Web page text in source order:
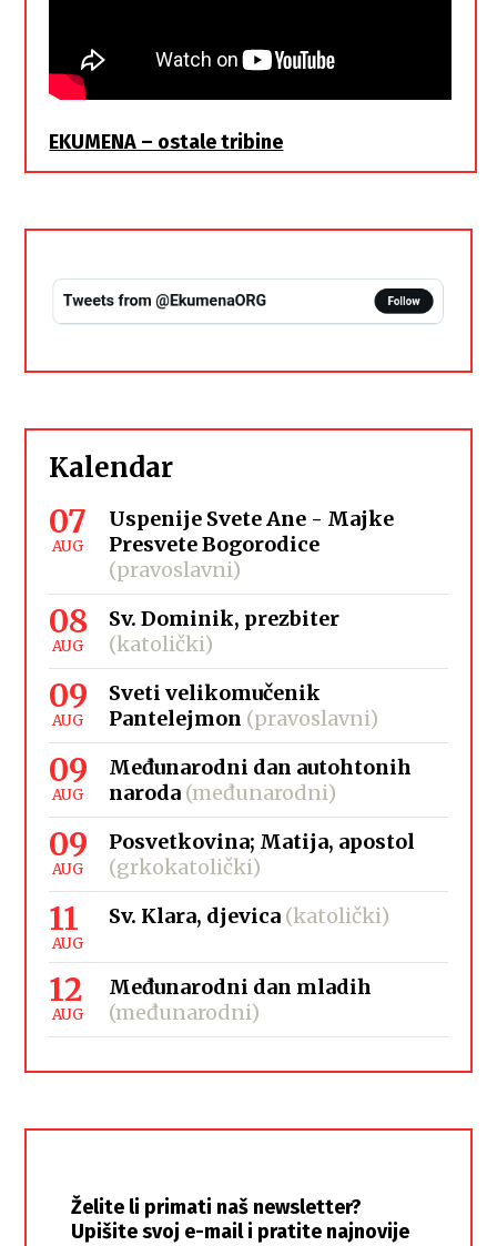
EKUMENA – ostale tribine
Kalendar
07
AUG
Uspenije Svete Ane - Majke
Presvete Bogorodice
(pravoslavni)
08
AUG
Sv. Dominik, prezbiter
(katolički)
09
AUG
Sveti velikomučenik
Pantelejmon (pravoslavni)
09
AUG
Međunarodni dan autohtonih
naroda (međunarodni)
09
AUG
Posvetkovina; Matija, apostol
(grkokatolički)
11
AUG
Sv. Klara, djevica (katolički)
12
AUG
Međunarodni dan mladih
(međunarodni)
Želite li primati naš newsletter?
Upišite svoj e-mail i pratite najnovije